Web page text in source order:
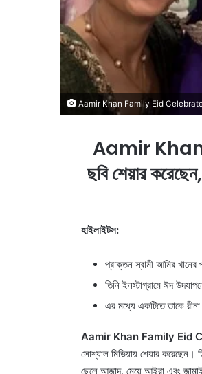
Aamir Khan Family Eid
Aamir Khan
ছবি শেয়ার
হাইলাইটস:
প্রাক্তন স্বামী আমির খানের
তিনি ইনস্টাগ্রামে ঈদ
এর মধ্যে একটিতে তাকে
Aamir Khan Family Eid
সোশ্যাল মিডিয়ায় শেয়ার করেছেন।
ছেলে আজাদ, মেয়ে আইরা এবং